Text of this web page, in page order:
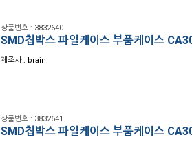
상품번호 : 3832640
SMD칩박스 파일케이스 부품케이스
제조사 : brain
상품번호 : 3832641
SMD칩박스 파일케이스 부품케이스